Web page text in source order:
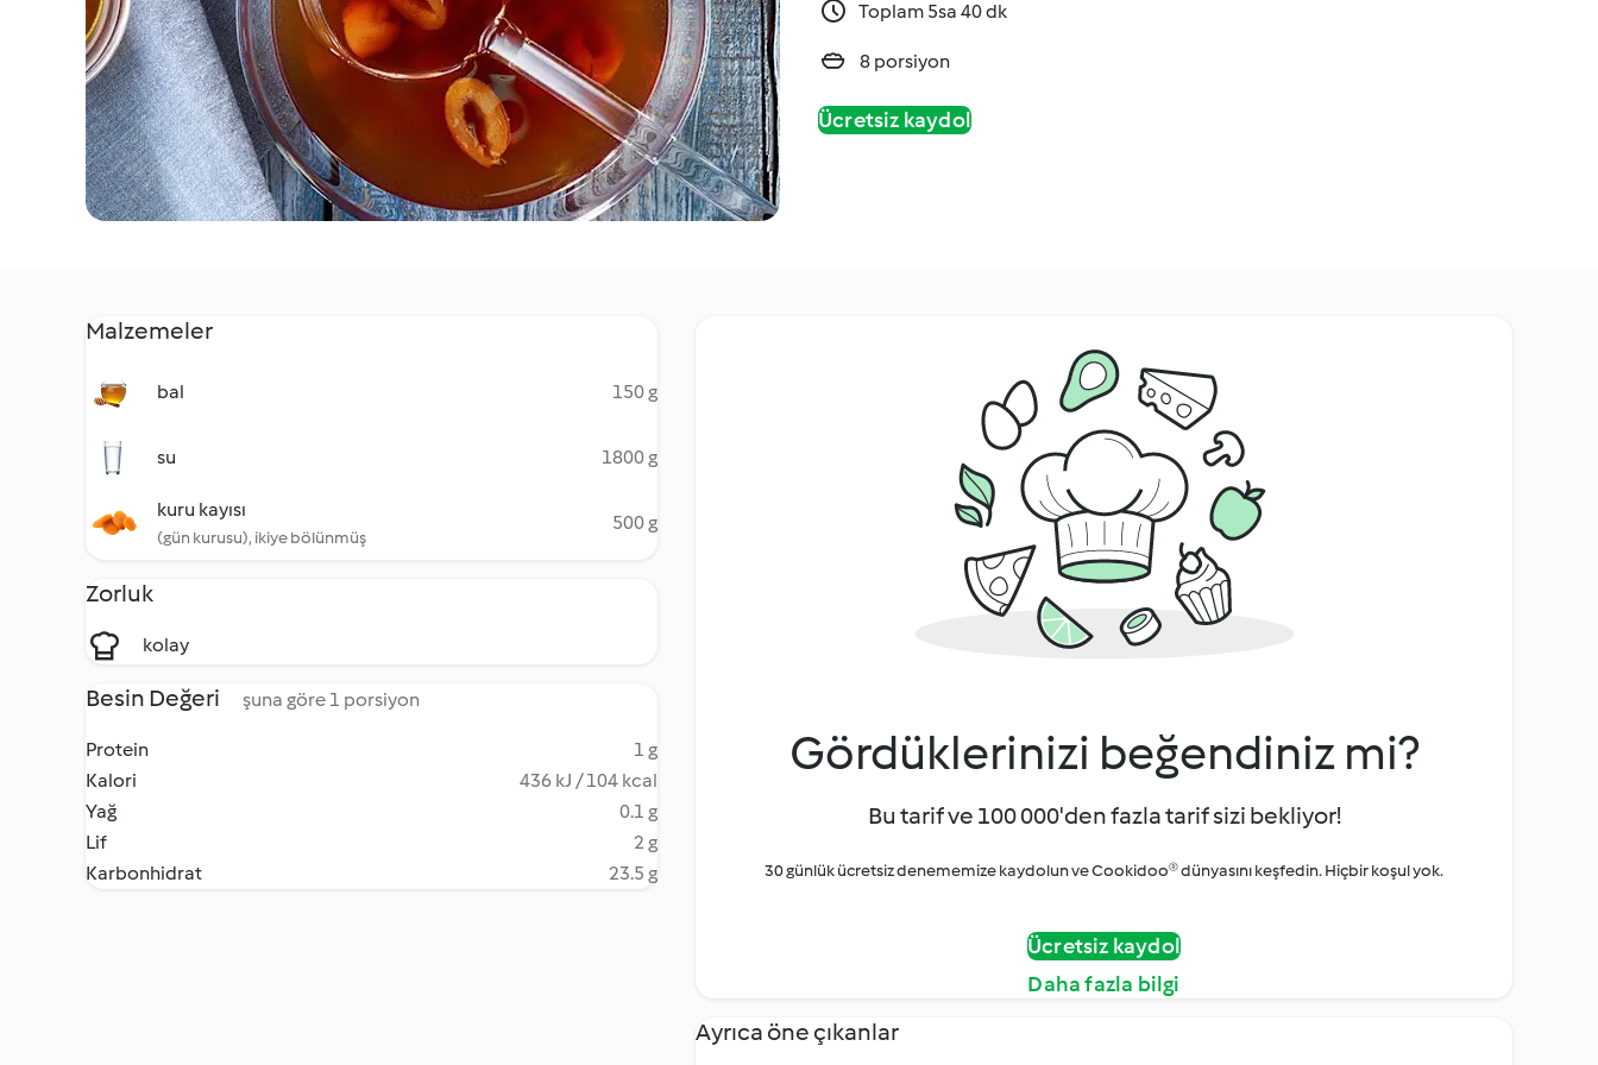
Toplam 5sa 40 dk
8 porsiyon
Ücretsiz kaydol
Malzemeler
bal 150 g
su 1800 g
kuru kayısı
(gün kurusu), ikiye bölünmüş
500 g
Zorluk
kolay
Besin Değeri şuna göre 1 porsiyon
Protein
1 g
Kalori
436 kJ / 104 kcal
Yağ
0.1 g
Lif
2 g
Karbonhidrat
23.5 g
Gördüklerinizi beğendiniz mi?
Bu tarif ve 100 000'den fazla tarif sizi bekliyor!
30 günlük ücretsiz denememize kaydolun ve Cookidoo® dünyasını keşfedin. Hiçbir koşul yok.
Ücretsiz kaydol
Daha fazla bilgi
Ayrıca öne çıkanlar